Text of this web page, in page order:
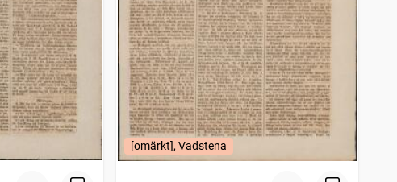
[omärkt], Vadstena